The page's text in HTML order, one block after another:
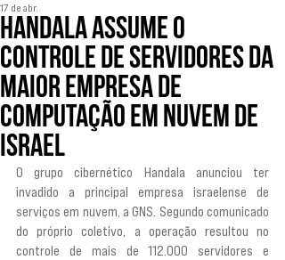
Handala assume o
controle de servidores da
maior empresa de
computação em nuvem de
Israel
17 de abr.
O grupo cibernético Handala anunciou ter
invadido a principal empresa israelense de
serviços em nuvem, a GNS. Segundo comunicado
do próprio coletivo, a operação resultou no
controle de mais de 112.000 servidores e